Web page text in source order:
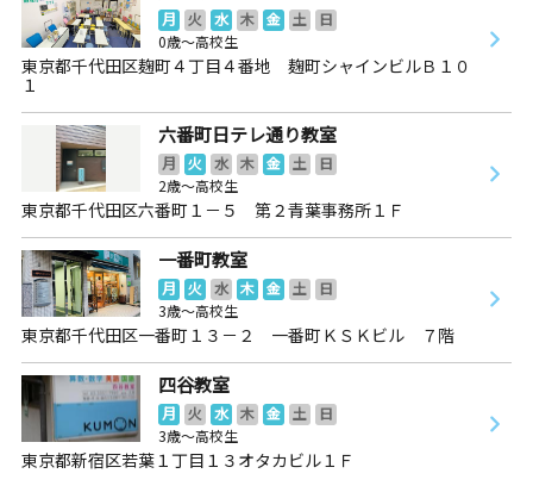
月 火 水 木 金 土
日
0歳～高校生
東京都千代田区麹町４丁目４番地 麹町シャインビルＢ１０
１
六番町日テレ通り教室
月 火 水 木 金 土
日
2歳～高校生
東京都千代田区六番町１－５ 第２青葉事務所１Ｆ
一番町教室
月 火 水 木 金 土
日
3歳～高校生
東京都千代田区一番町１３－２ 一番町ＫＳＫビル ７階
四谷教室
月 火 水 木 金 土
日
3歳～高校生
東京都新宿区若葉１丁目１３オタカビル１Ｆ